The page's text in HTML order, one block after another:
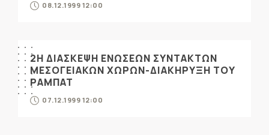
08.12.1999 12:00
2Η ΔΙΑΣΚΕΨΗ ΕΝΩΣΕΩΝ ΣΥΝΤΑΚΤΩΝ
ΜΕΣΟΓΕΙΑΚΩΝ ΧΩΡΩΝ-ΔΙΑΚΗΡΥΞΗ ΤΟΥ
ΡΑΜΠΑΤ
07.12.1999 12:00